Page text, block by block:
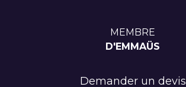
MEMBRE
D'EMMAÜS
Demander un devis